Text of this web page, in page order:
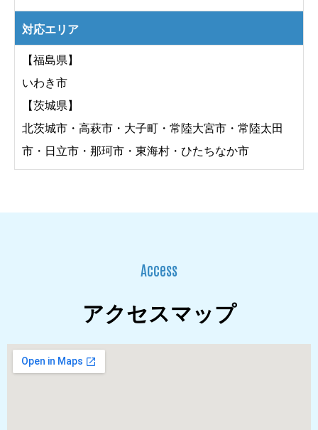
対応エリア
【福島県】
いわき市
【茨城県】
北茨城市・高萩市・大子町・常陸大宮市・常陸太田
市・日立市・那珂市・東海村・ひたちなか市
Access
アクセスマップ